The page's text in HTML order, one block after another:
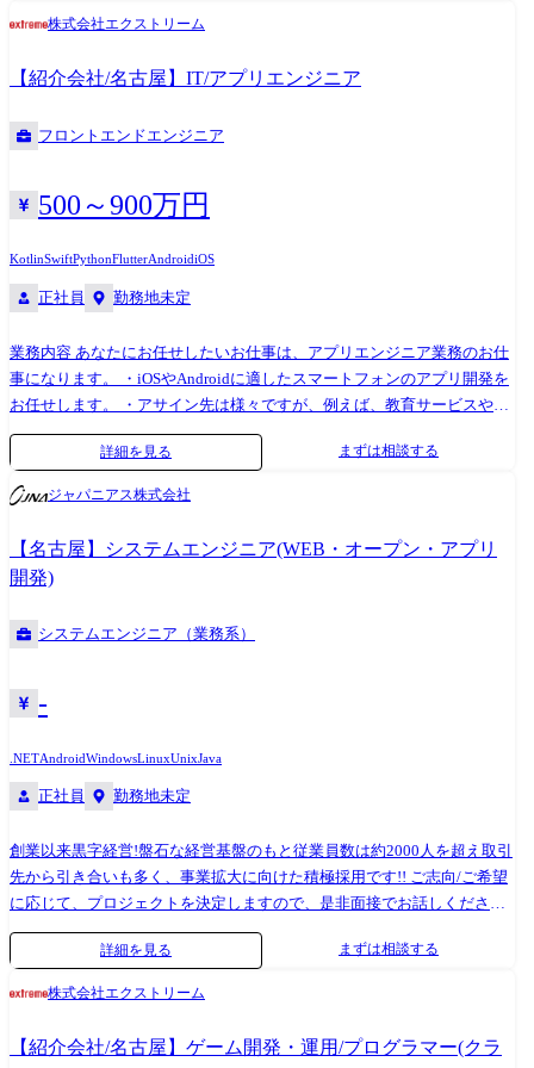
ト発生時の調査支援/早期解決/レポート報告 ・SOC、CSIRT構築支援 ・
ートグループ、楽天グループ、サイバーエージェントグループなど、
WEB業界を牽引するトップ企業含め様々な企業と安定的な取引を行って
おります。 当社社員は、プロダクションカンパニーの一員として各社ク
ライアントのプロジェクトに参画し、1つの会社に長年いては実現できな
株式会社エクストリーム
【紹介会社/名古屋】IT/アプリエンジニア
フロントエンドエンジニア
500～900万円
KotlinSwiftPythonFlutterAndroidiOS
正社員 勤務地未定
業務内容 あなたにお任せしたいお仕事は、アプリエンジニア業務のお仕
事になります。 ・iOSやAndroidに適したスマートフォンのアプリ開発を
お任せします。 ・アサイン先は様々ですが、例えば、教育サービスや求
人募集、某大手コンビニチェーンの アプリ開発などにも携われる可能性
があります。 アクセンチュア、NTTデータ、富士ソフトなど、IT業界を
牽引するトップ企業と安定的な取引を行っております。当社社員は、プ
ロダクションカンパニーの一員として様々なクライアントのプロジェク
トに参画。1つの会社に長年いては実現できない多彩なスキルやノウハウ
を身に付けることができます!
詳細を見る まずは相談する
ジャパニアス株式会社
【名古屋】システムエンジニア(WEB・オープン・アプリ
開発)
システムエンジニア（業務系）
-
.NETAndroidWindowsLinuxUnixJava
正社員 勤務地未定
創業以来黒字経営!盤石な経営基盤のもと従業員数は約2000人を超え取引
先から引き合いも多く、事業拡大に向けた積極採用です!! ご志向/ご希望
に応じて、プロジェクトを決定しますので、是非面接でお話しください!
【取引業界】 ●製造メーカー、通信キャリア、金融、流通、官公庁 等
【開発環境】 ●使用OS: Windows、Linux、Unix 等 ●使用言語:
Java、PHP、Perl、VC++、.NET、ASP、JSP、SQL、Android、Objective-
Server、MS Access 等 【プロジェクト例】 ●システム要件定義・設計(上
流)SE ●システム実装・テスト(下流)PG ※ご志向・ご希望に応じて、プロ
詳細を見る まずは相談する
株式会社エクストリーム
【紹介会社/名古屋】ゲーム開発・運用/プログラマー(クラ